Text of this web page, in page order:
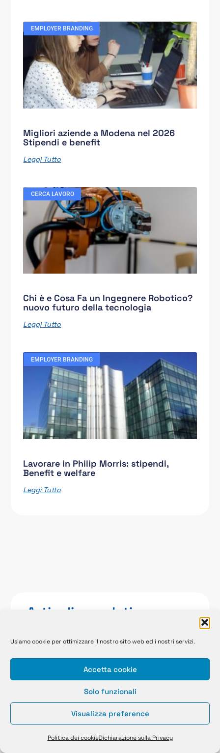
Usiamo cookie per ottimizzare il nostro sito web ed i nostri servizi.
Accetta cookie
Solo funzionali
Visualizza preference
Politica dei cookieDichiarazione sulla Privacy
EMPLOYER BRANDING
Migliori aziende a Modena nel 2026
Stipendi e benefit
Leggi Tutto
CERCA LAVORO
Chi è e Cosa Fa un Ingegnere Robotico?
nuovo futuro della tecnologia
Leggi Tutto
EMPLOYER BRANDING
Lavorare in Philip Morris: stipendi,
Benefit e welfare
Leggi Tutto
Articoli correlati
benefit